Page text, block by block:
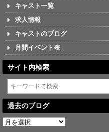
キャスト一覧
求人情報
キャストのブログ
月間イベント表
サイト内検索
過去のブログ
過
去